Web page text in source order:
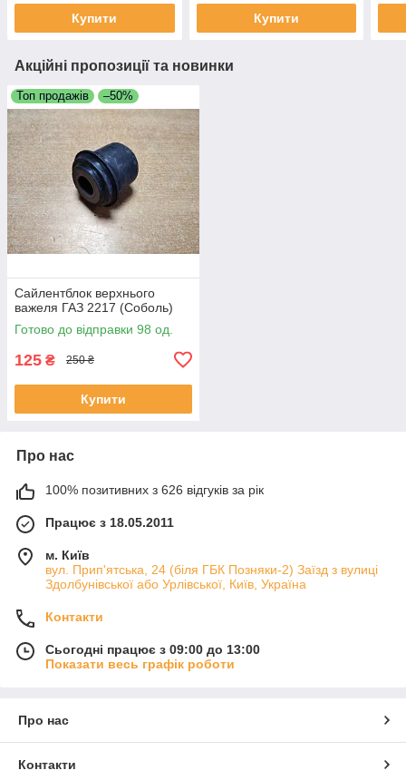
Купити Купити
Акційні пропозиції та новинки
Топ продажів –50%
Сайлентблок верхнього
важеля ГАЗ 2217 (Соболь)
Готово до відправки 98 од.
125 ₴ 250 ₴
Купити
Про нас
100% позитивних з 626 відгуків за рік
Працює з 18.05.2011
м. Київ
вул. Прип'ятська, 24 (біля ГБК Позняки-2) Заїзд з вулиці
Здолбунівської або Урлівської, Київ, Україна
Контакти
Сьогодні працює з 09:00 до 13:00
Показати весь графік роботи
Про нас
Контакти